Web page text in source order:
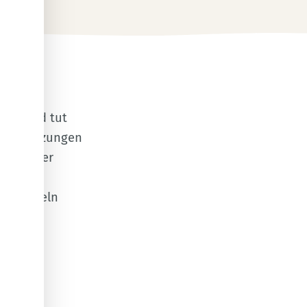
und tut
oder